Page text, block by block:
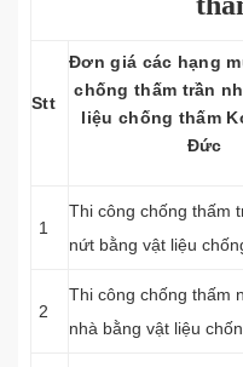
Stt
Đơn giá các hạng
chống thấm trần
liệu chống thấm
Đức
1
Thi công chống thấm
nứt bằng vật liệu
2
Thi công chống thấm
nhà bằng vật liệu